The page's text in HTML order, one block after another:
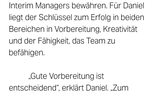
Interim Managers bewähren. Für Daniel
liegt der Schlüssel zum Erfolg in beiden
Bereichen in Vorbereitung, Kreativität
und der Fähigkeit, das Team zu
befähigen.
entscheidend“, erklärt Daniel. „Zum